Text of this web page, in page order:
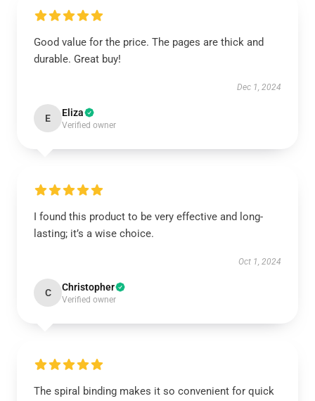
Good value for the price. The pages are thick and
durable. Great buy!
Dec 1, 2024
E Eliza
Verified owner
I found this product to be very effective and long-
lasting; it’s a wise choice.
Oct 1, 2024
C Christopher
Verified owner
The spiral binding makes it so convenient for quick